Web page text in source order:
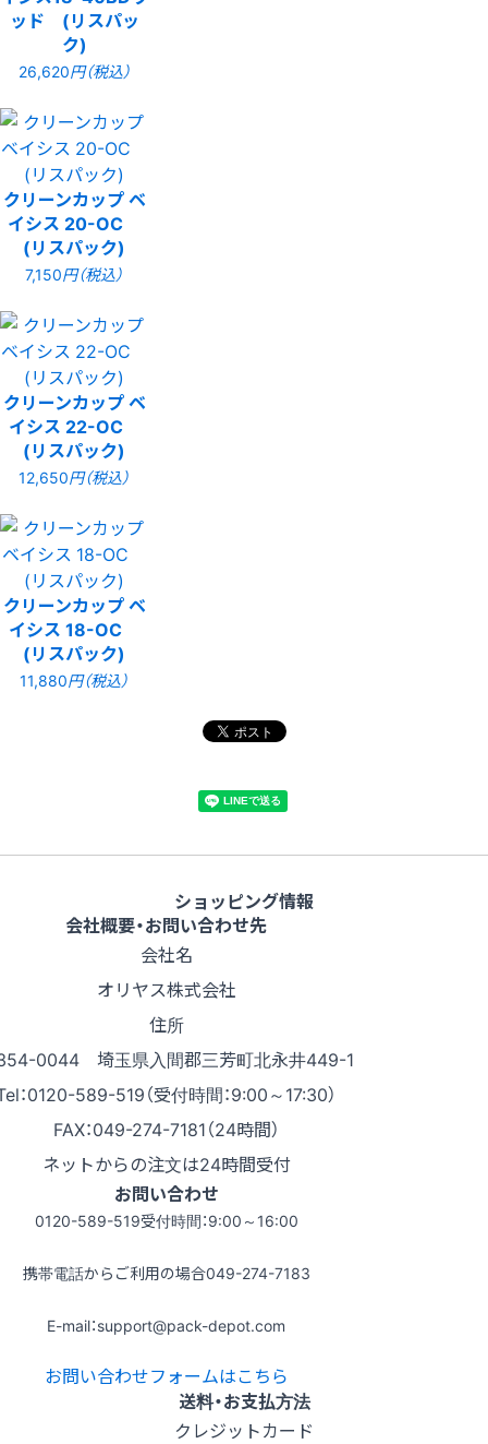
ッド (リスパッ
ク)
26,620円（税込）
クリーンカップ ベ
イシス 20-OC
(リスパック)
7,150円（税込）
クリーンカップ ベ
イシス 22-OC
(リスパック)
12,650円（税込）
クリーンカップ ベ
イシス 18-OC
(リスパック)
11,880円（税込）
ショッピング情報
会社概要・お問い合わせ先
会社名
オリヤス株式会社
住所
0044 埼玉県入間郡三芳町北永井449-1
：0120-589-519（受付時間：9:00～17:30）
FAX：049-274-7181（24時間）
ネットからの注文は24時間受付
お問い合わせ
0120-589-519受付時間：9:00～16:00
携帯電話からご利用の場合049-274-7183
E-mail：support@pack-depot.com
お問い合わせフォームはこちら
送料・お支払方法
クレジットカード